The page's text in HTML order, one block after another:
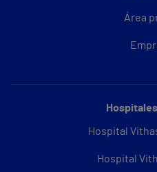
Área
Hospital
Hospital